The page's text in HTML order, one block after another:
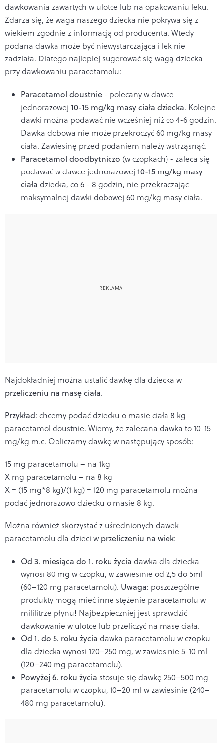
dawkowania zawartych w ulotce lub na opakowaniu leku.
Zdarza się, że waga naszego dziecka nie pokrywa się z
wiekiem zgodnie z informacją od producenta. Wtedy
podana dawka może być niewystarczająca i lek nie
zadziała. Dlatego najlepiej sugerować się wagą dziecka
przy dawkowaniu paracetamolu:
Paracetamol doustnie - polecany w dawce
jednorazowej 10-15 mg/kg masy ciała dziecka. Kolejne
dawki można podawać nie wcześniej niż co 4-6 godzin.
Dawka dobowa nie może przekroczyć 60 mg/kg masy
ciała. Zawiesinę przed podaniem należy wstrząsnąć.
Paracetamol doodbytniczo (w czopkach) - zaleca się
podawać w dawce jednorazowej 10-15 mg/kg masy
ciała dziecka, co 6 - 8 godzin, nie przekraczając
maksymalnej dawki dobowej 60 mg/kg masy ciała.
Najdokładniej można ustalić dawkę dla dziecka w
przeliczeniu na masę ciała.
Przykład: chcemy podać dziecku o masie ciała 8 kg
paracetamol doustnie. Wiemy, że zalecana dawka to 10-15
mg/kg m.c. Obliczamy dawkę w następujący sposób:
15 mg paracetamolu – na 1kg
X mg paracetamolu – na 8 kg
X = (15 mg*8 kg)/(1 kg) = 120 mg paracetamolu można
podać jednorazowo dziecku o masie 8 kg.
Można również skorzystać z uśrednionych dawek
paracetamolu dla dzieci w przeliczeniu na wiek:
Od 3. miesiąca do 1. roku życia dawka dla dziecka
wynosi 80 mg w czopku, w zawiesinie od 2,5 do 5ml
(60–120 mg paracetamolu). Uwaga: poszczególne
produkty mogą mieć inne stężenie paracetamolu w
mililitrze płynu! Najbezpieczniej jest sprawdzić
dawkowanie w ulotce lub przeliczyć na masę ciała.
Od 1. do 5. roku życia dawka paracetamolu w czopku
dla dziecka wynosi 120–250 mg, w zawiesinie 5-10 ml
(120–240 mg paracetamolu).
Powyżej 6. roku życia stosuje się dawkę 250–500 mg
paracetamolu w czopku, 10–20 ml w zawiesinie (240–
480 mg paracetamolu).